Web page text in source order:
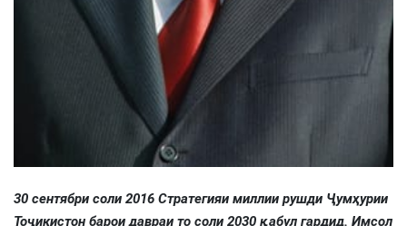
30 сентябри соли 2016 Стратегияи миллии рушди Ҷумҳурии
Тоҷикистон барои давраи то соли 2030 қабул гардид. Имсол